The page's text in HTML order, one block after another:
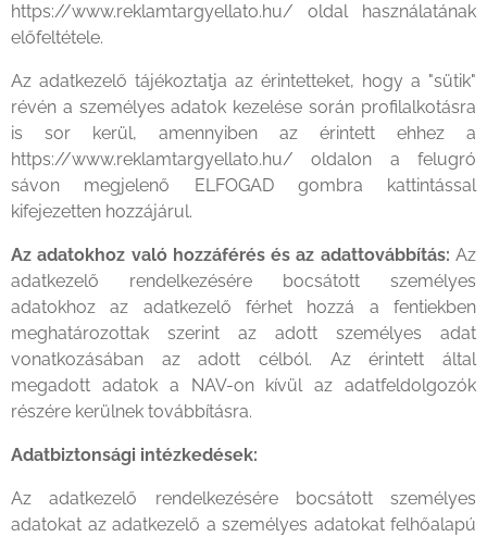
https://www.reklamtargyellato.hu/ oldal használatának
előfeltétele.
Az adatkezelő tájékoztatja az érintetteket, hogy a "sütik"
révén a személyes adatok kezelése során profilalkotásra
is sor kerül, amennyiben az érintett ehhez a
https://www.reklamtargyellato.hu/ oldalon a felugró
sávon megjelenő ELFOGAD gombra kattintással
kifejezetten hozzájárul.
Az adatokhoz való hozzáférés és az adattovábbítás: Az
adatkezelő rendelkezésére bocsátott személyes
adatokhoz az adatkezelő férhet hozzá a fentiekben
meghatározottak szerint az adott személyes adat
vonatkozásában az adott célból. Az érintett által
megadott adatok a NAV-on kívül az adatfeldolgozók
részére kerülnek továbbításra.
Adatbiztonsági intézkedések:
Az adatkezelő rendelkezésére bocsátott személyes
adatokat az adatkezelő a személyes adatokat felhőalapú